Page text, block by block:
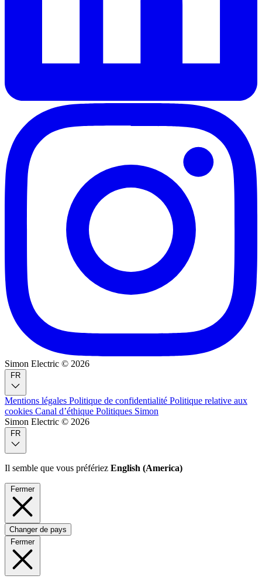
Simon Electric © 2026
Mentions légales Politique de confidentialité Politique relative aux
cookies Canal d’éthique Politiques Simon
Simon Electric © 2026
Il semble que vous préfériez English (America)
Fermer
Changer de pays
Fermer